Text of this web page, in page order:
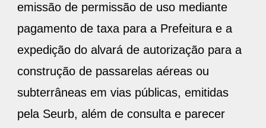
emissão de permissão de uso mediante
pagamento de taxa para a Prefeitura e a
expedição do alvará de autorização para a
construção de passarelas aéreas ou
subterrâneas em vias públicas, emitidas
pela Seurb, além de consulta e parecer